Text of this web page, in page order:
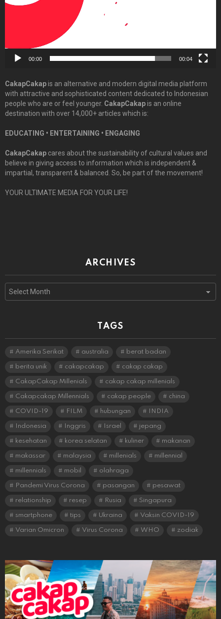
00:00 00:04
CakapCakapis an alternative and modern digital media platform
with attractive and sophisticated content dedicated to Indonesian
people who are or feel younger. CakapCakapis an online
destination with over 14,000+ articles which is:
EDUCATING • ENTERTAINING • ENGAGING
CakapCakap cares about the sustainability of cultural values and
believe in giving access to information which is independent &
impartial, transparent & balanced. So, be part of the movement!
YOUR ULTIMATE MEDIA FOR YOUR LIFE!
ARCHIVES
Archives
TAGS
Amerika Serikat australia berat badan
berita unik cakapcakap cakap cakap
CakapCakap Millenials cakap cakap millenials
Cakapcakap Millennials cakap people china
COVID-19 FILM hubungan INDIA
Indonesia Inggris Israel jepang
kesehatan korea selatan kuliner makanan
makassar malaysia millenials millennial
millennials mobil olahraga
Pandemi Virus Corona pasangan pesawat
relationship resep Rusia Singapura
smartphone tips Ukraina Vaksin COVID-19
Varian Omicron Virus Corona WHO zodiak